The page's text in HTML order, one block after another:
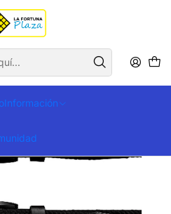
Información
superiores a $ 400.000
Hombre